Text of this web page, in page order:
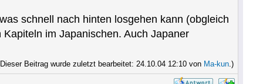
schnell nach hinten losgehen kann (obgleich
im Japanischen. Auch Japaner
Beitrag wurde zuletzt bearbeitet: 24.10.04 12:10 von Ma-kun.)